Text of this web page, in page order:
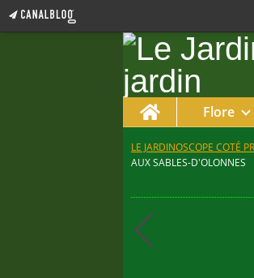
Home Flore
LE JARDINOSCOPE COTÉ
AUX SABLES-D'OLONNES